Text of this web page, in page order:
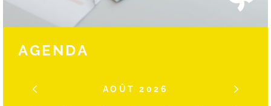
AGENDA
AOÛT 2026